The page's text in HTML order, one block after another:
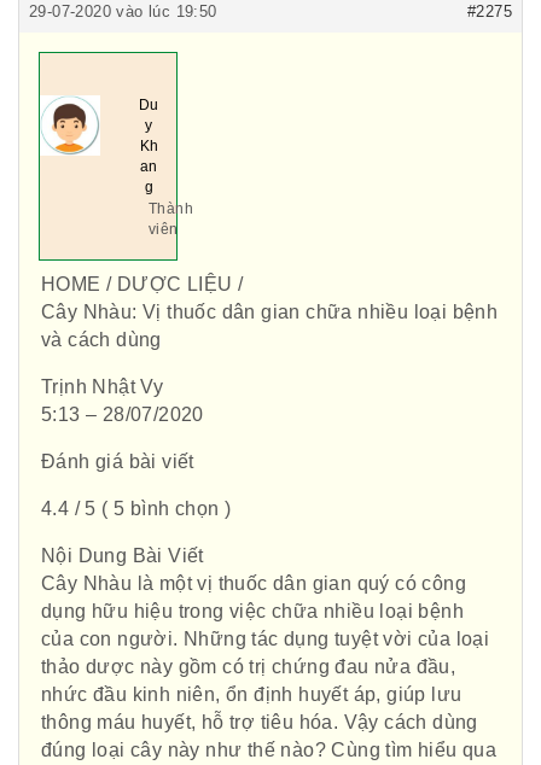
29-07-2020 vào lúc 19:50 #2275
Du
y
Kh
an
g
Thành
viên
HOME / DƯỢC LIỆU /
Cây Nhàu: Vị thuốc dân gian chữa nhiều loại bệnh
và cách dùng
Trịnh Nhật Vy
5:13 – 28/07/2020
Đánh giá bài viết
4.4 / 5 ( 5 bình chọn )
Nội Dung Bài Viết
Cây Nhàu là một vị thuốc dân gian quý có công
dụng hữu hiệu trong việc chữa nhiều loại bệnh
của con người. Những tác dụng tuyệt vời của loại
thảo dược này gồm có trị chứng đau nửa đầu,
nhức đầu kinh niên, ổn định huyết áp, giúp lưu
thông máu huyết, hỗ trợ tiêu hóa. Vậy cách dùng
đúng loại cây này như thế nào? Cùng tìm hiểu qua